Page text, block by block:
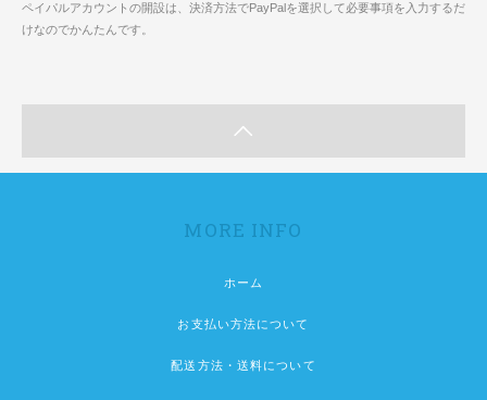
ペイパルアカウントの開設は、決済方法でPayPalを選択して必要事項を入力するだ
けなのでかんたんです。
MORE INFO
ホーム
お支払い方法について
配送方法・送料について